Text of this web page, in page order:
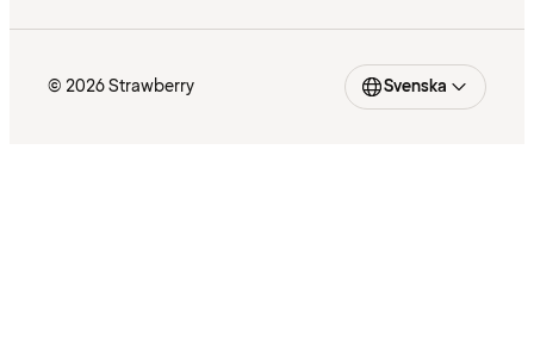
© 2026 Strawberry Svenska